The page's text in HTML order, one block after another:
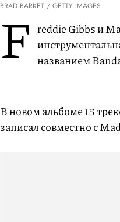
BRAD BARKET / GETTY IMAGES
F reddie Gibbs и
названием
В новом альбоме 15
записал совместно с